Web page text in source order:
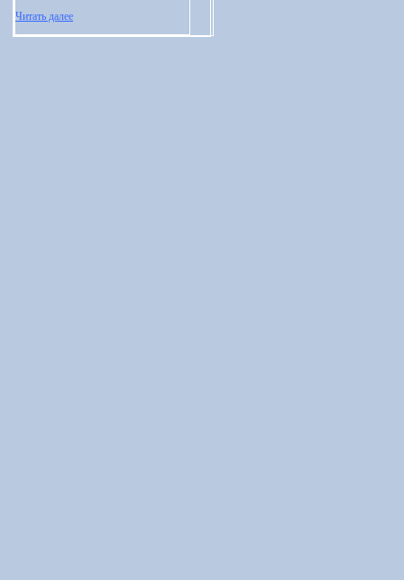
Читать далее